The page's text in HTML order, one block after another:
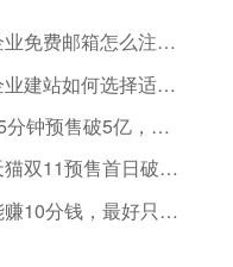
企业免费邮箱怎么注册申请
企业建站如何选择适合自己的建站风格？
25分钟预售破5亿，为你拆解雅诗兰黛双11的营销策略
天猫双11预售首日破亿，口红一哥李佳琦的套路让人防不胜防
能赚10分钱，最好只赚7分，企业决策方法论